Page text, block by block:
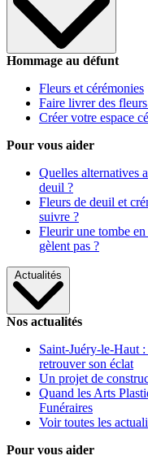
Hommage au défunt
Fleurs et cérémonies
Faire livrer des
Créer votre espace
Pour vous aider
Quelles alternatives
deuil ?
Fleurs de deuil et
suivre ?
Fleurir une tombe
gèlent pas ?
Actualités
Nos actualités
Saint-Juéry-le-Haut
retrouver son éclat
Un projet de
Quand les Arts
Funéraires
Voir toutes les
Pour vous aider